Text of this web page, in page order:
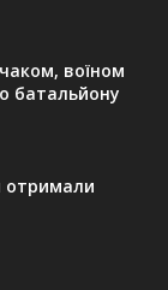
воїном
батальйону
отримали